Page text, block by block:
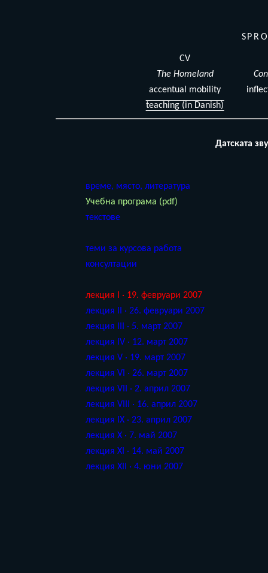
CV
The Homeland
accentual mobility
teaching (in Danish)
Датската
време, място, литература
Учебна програма (pdf)
текстове
теми за курсова работа
консултации
лекция I · 19. февруари 2007
лекция II · 26. февруари 2007
лекция III · 5. март 2007
лекция IV · 12. март 2007
лекция V · 19. март 2007
лекция VI · 26. март 2007
лекция VII · 2. април 2007
лекция VIII · 16. април 2007
лекция IX · 23. април 2007
лекция X · 7. май 2007
лекция XI · 14. май 2007
лекция XII · 4. юни 2007